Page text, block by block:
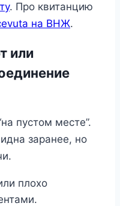
. Про квитанцию
на ВНЖ.
или
пустом месте”.
заранее, но
плохо